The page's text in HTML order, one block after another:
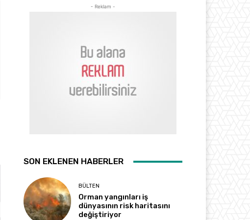
- Reklam -
SON EKLENEN HABERLER
BÜLTEN
Orman yangınları iş
dünyasının risk haritasını
değiştiriyor